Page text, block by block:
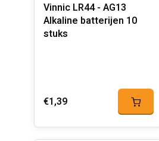
Vinnic LR44 - AG13
Alkaline batterijen 10
stuks
€1,39